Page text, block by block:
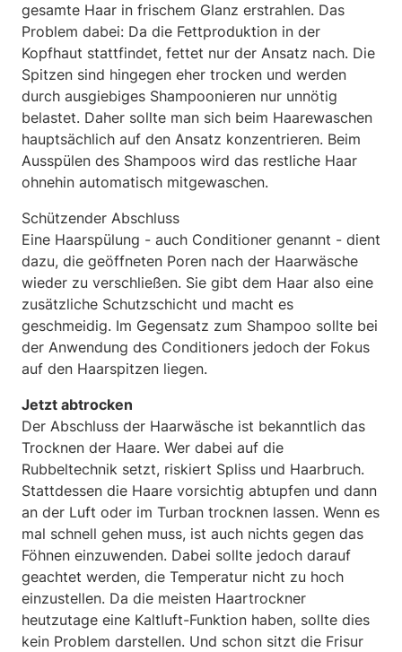
gesamte Haar in frischem Glanz erstrahlen. Das
Problem dabei: Da die Fettproduktion in der
Kopfhaut stattfindet, fettet nur der Ansatz nach. Die
Spitzen sind hingegen eher trocken und werden
durch ausgiebiges Shampoonieren nur unnötig
belastet. Daher sollte man sich beim Haarewaschen
hauptsächlich auf den Ansatz konzentrieren. Beim
Ausspülen des Shampoos wird das restliche Haar
ohnehin automatisch mitgewaschen.
Schützender Abschluss
Eine Haarspülung - auch Conditioner genannt - dient
dazu, die geöffneten Poren nach der Haarwäsche
wieder zu verschließen. Sie gibt dem Haar also eine
zusätzliche Schutzschicht und macht es
geschmeidig. Im Gegensatz zum Shampoo sollte bei
der Anwendung des Conditioners jedoch der Fokus
auf den Haarspitzen liegen.
Jetzt abtrocken
Der Abschluss der Haarwäsche ist bekanntlich das
Trocknen der Haare. Wer dabei auf die
Rubbeltechnik setzt, riskiert Spliss und Haarbruch.
Stattdessen die Haare vorsichtig abtupfen und dann
an der Luft oder im Turban trocknen lassen. Wenn es
mal schnell gehen muss, ist auch nichts gegen das
Föhnen einzuwenden. Dabei sollte jedoch darauf
geachtet werden, die Temperatur nicht zu hoch
einzustellen. Da die meisten Haartrockner
heutzutage eine Kaltluft-Funktion haben, sollte dies
kein Problem darstellen. Und schon sitzt die Frisur